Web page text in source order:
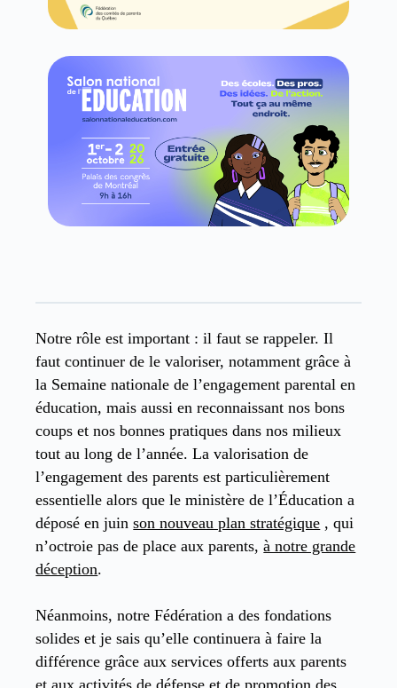
Notre rôle est important : il faut se rappeler. Il
faut continuer de le valoriser, notamment grâce à
la Semaine nationale de l’engagement parental en
éducation, mais aussi en reconnaissant nos bons
coups et nos bonnes pratiques dans nos milieux
tout au long de l’année. La valorisation de
l’engagement des parents est particulièrement
essentielle alors que le ministère de l’Éducation a
déposé en juinson nouveau plan stratégique , qui
n’octroie pas de place aux parents,à notre grande
déception.
Néanmoins, notre Fédération a des fondations
solides et je sais qu’elle continuera à faire la
différence grâce aux services offerts aux parents